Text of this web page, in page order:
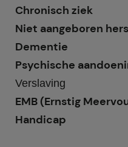
Chronisch ziek
Niet aangeboren
Dementie
Psychische
Verslaving
EMB (Ernstig
Handicap